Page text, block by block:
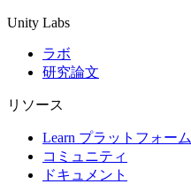
Unity Labs
ラボ
研究論文
リソース
Learn プラットフォーム
コミュニティ
ドキュメント